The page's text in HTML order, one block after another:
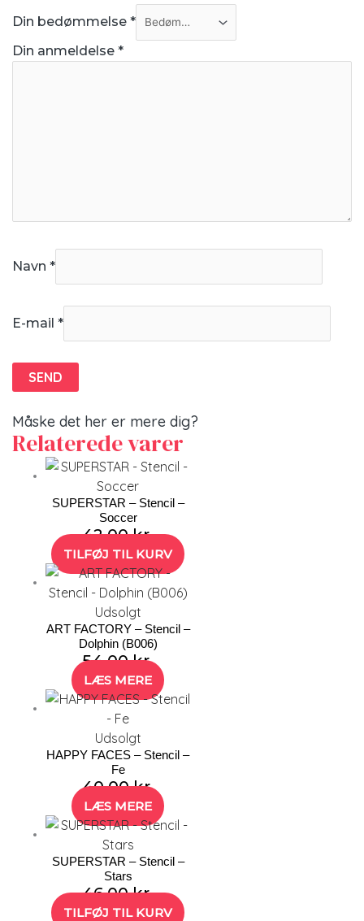
Din bedømmelse *
Din anmeldelse *
Navn *
E-mail *
Måske det her er mere dig?
Relaterede varer
SUPERSTAR – Stencil –
Soccer
42,00kr.
TILFØJ TIL KURV
Udsolgt
ART FACTORY – Stencil –
Dolphin (B006)
54,00kr.
LÆS MERE
Udsolgt
HAPPY FACES – Stencil –
Fe
40,00kr.
LÆS MERE
SUPERSTAR – Stencil –
Stars
46,00kr.
TILFØJ TIL KURV